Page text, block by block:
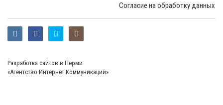
Согласие на обработку данных
Разработка сайтов в Перми
«Агентство Интернет Коммуникаций»